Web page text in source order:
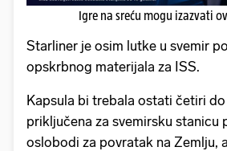
Igre na sreću mogu izazvati
Starliner je osim lutke u svemir
opskrbnog materijala za ISS.
Kapsula bi trebala ostati četiri
priključena za svemirsku stanicu
oslobodi za povratak na Zemlju,